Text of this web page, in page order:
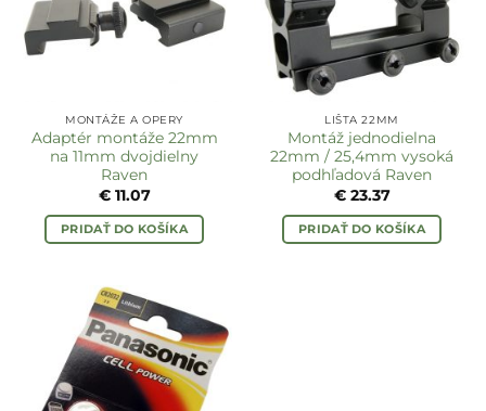
MONTÁŽE A OPERY
Adaptér montáže 22mm
na 11mm dvojdielny
Raven
€11.07
PRIDAŤ DO KOŠÍKA
LIŠTA 22MM
Montáž jednodielna
22mm / 25,4mm vysoká
podhľadová Raven
€23.37
PRIDAŤ DO KOŠÍKA